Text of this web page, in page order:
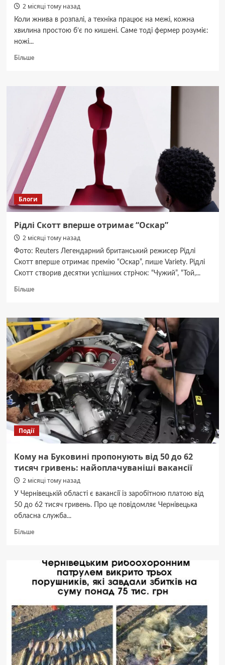
2 місяці тому назад
Коли жнива в розпалі, а техніка працює на межі, кожна
хвилина простою б’є по кишені. Саме тоді фермер розуміє:
ножі...
БільшеДокладніше
сільськогосподарської
техніки:
обрати
надійного
постачальника
Блоги
Рідлі Скотт вперше отримає “Оскар”
2 місяці тому назад
Фото: Reuters Легендарний британський режисер Рідлі
Скотт вперше отримає премію “Оскар”, пише Variety. Рідлі
Скотт створив десятки успішних стрічок: “Чужий”, “Той,...
БільшеДокладніше
Скотт
вперше
отримає
“Оскар”
Події
Кому на Буковині пропонують від 50 до 62
тисяч гривень: найоплачуваніші вакансії
2 місяці тому назад
У Чернівецькій області є вакансії із заробітною платою від
50 до 62 тисяч гривень. Про це повідомляє Чернівецька
обласна служба...
БільшеДокладніше
Буковині
пропонують
до
62
тисяч
гривень:
найоплачуваніші
вакансії